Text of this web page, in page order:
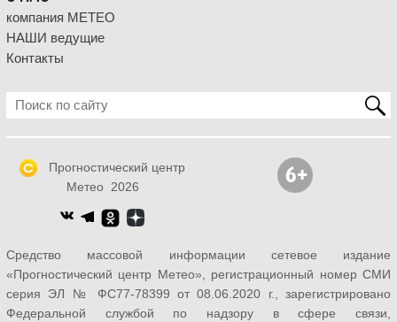
компания МЕТЕО
НАШИ ведущие
Контакты
Прогностический центр
Метео 2026
Средство массовой информации сетевое издание
«Прогностический центр Метео», регистрационный номер СМИ
серия ЭЛ № ФС77-78399 от 08.06.2020 г., зарегистрировано
Федеральной службой по надзору в сфере связи,